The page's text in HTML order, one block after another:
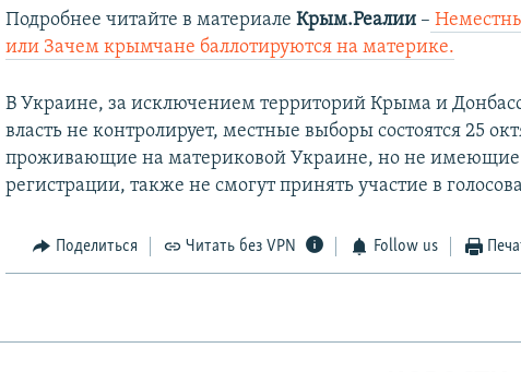
Подробнее читайте в материалеКрым.Реалии –
или Зачем крымчане баллотируются на материке.
В Украине, за исключением территорий Крыма и
власть не контролирует, местные выборы состоятся 25
проживающие на материковой Украине, но не имеющие
регистрации, также не смогут принять участие в
Поделиться Читать без VPN Follow us